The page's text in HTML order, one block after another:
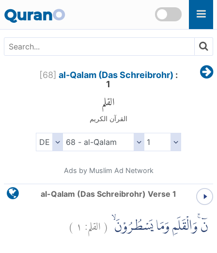
QuranO
[68] al-Qalam (Das Schreibrohr) :
1
القلم
القرآن الكريم
Ads by Muslim Ad Network
al-Qalam (Das Schreibrohr) Verse 1
نۤ ۚوَالْقَلَمِ وَمَا يَسْطُرُوْنَۙ (القلم: ١ )